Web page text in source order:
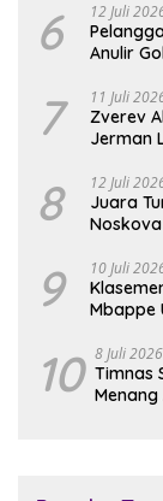
6 12 Juli
Anulir
7 11 Juli
Zverev
Jerman
8 12 Juli
Juara
9 10 Juli
Mbappe
10 8 Juli 2026
Timnas